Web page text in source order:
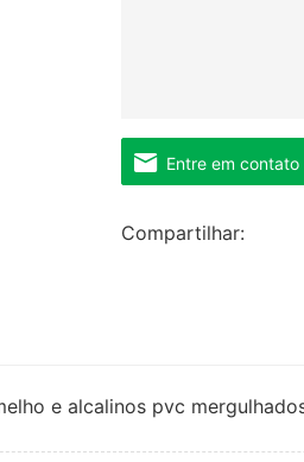
Entre em contato
Compartilhar:
e alcalinos pvc